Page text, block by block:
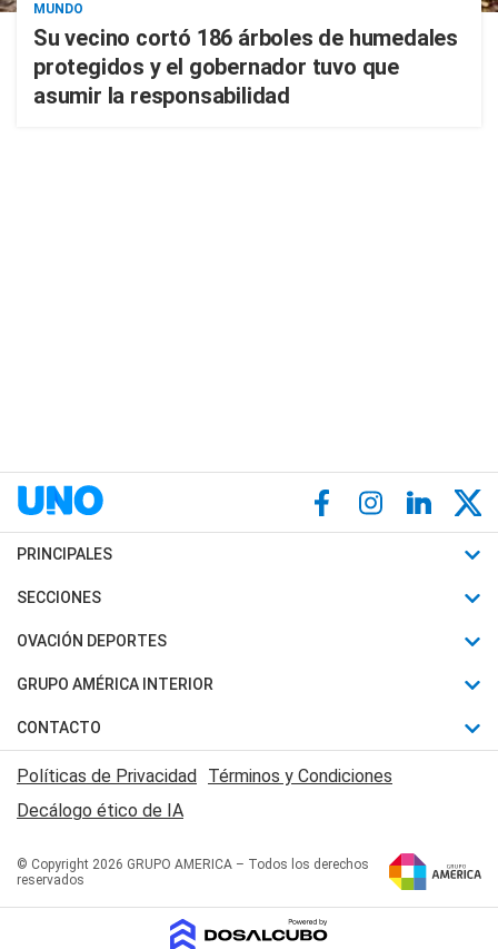
MUNDO
Su vecino cortó 186 árboles de humedales
protegidos y el gobernador tuvo que
asumir la responsabilidad
PRINCIPALES
Últimas Noticias
Política
Judiciales
Economia
SECCIONES
Horóscopo
Motores
Trucos caseros
Series y Películas
Edictos y Solicitadas
OVACIÓN DEPORTES
Fútbol
Mundial
Automovilismo
Rugby
Básquet
GRUPO AMÉRICA INTERIOR
Canal 7 en Vivo
San Juan 8
CONTACTO
Acerca de Nosotros
Contactanos
Políticas de Privacidad Términos y Condiciones
Decálogo ético de IA
© Copyright 2026 GRUPO AMERICA – Todos los derechos
reservados